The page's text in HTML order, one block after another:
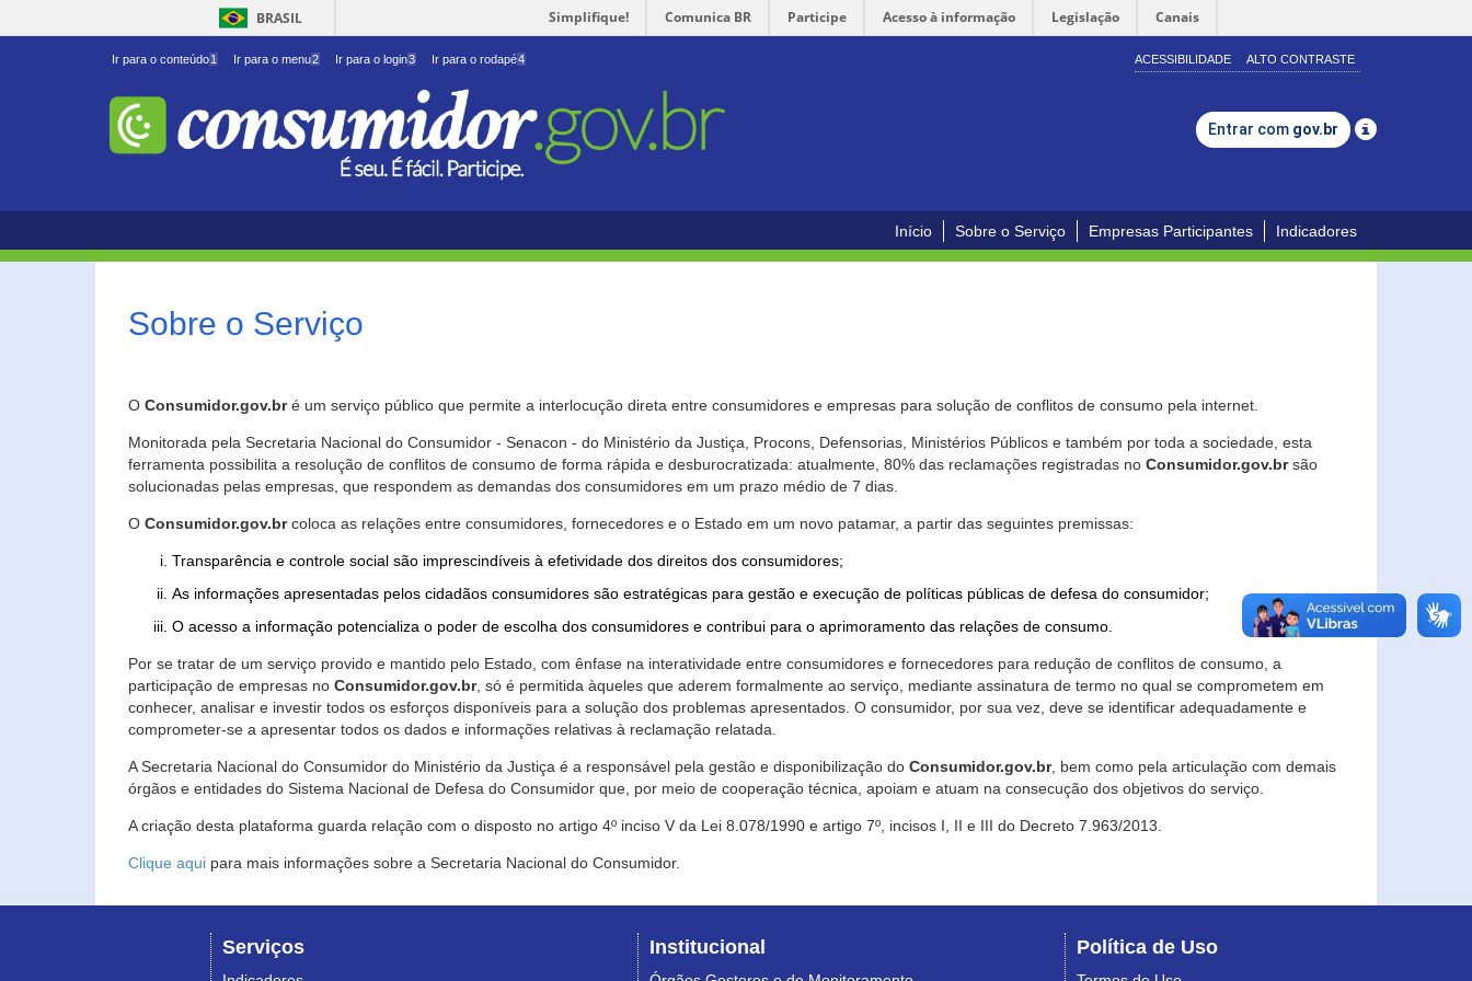
BRASIL Simplifique! Comunica BR Participe Acesso à informação Legislação Canais
Ir para o conteúdo1 Ir para o menu2 Ir para o login3 Ir para o rodapé4 ACESSIBILIDADE ALTO CONTRASTE
Entrar com gov.br
Início Sobre o Serviço Empresas Participantes Indicadores
Sobre o Serviço
O Consumidor.gov.bré um serviço público que permite a interlocução direta entre consumidores e empresas para solução de conflitos de consumo pela internet.
Monitorada pela Secretaria Nacional do Consumidor - Senacon - do Ministério da Justiça, Procons, Defensorias, Ministérios Públicos e também por toda a sociedade, esta
ferramenta possibilita a resolução de conflitos de consumo de forma rápida e desburocratizada: atualmente, 80% das reclamações registradas no Consumidor.gov.brsão
solucionadas pelas empresas, que respondem as demandas dos consumidores em um prazo médio de 7 dias.
O Consumidor.gov.brcoloca as relações entre consumidores, fornecedores e o Estado em um novo patamar, a partir das seguintes premissas:
Transparência e controle social são imprescindíveis à efetividade dos direitos dos consumidores;
As informações apresentadas pelos cidadãos consumidores são estratégicas para gestão e execução de políticas públicas de defesa do consumidor;
O acesso a informação potencializa o poder de escolha dos consumidores e contribui para o aprimoramento das relações de consumo.
Por se tratar de um serviço provido e mantido pelo Estado, com ênfase na interatividade entre consumidores e fornecedores para redução de conflitos de consumo, a
participação de empresas no Consumidor.gov.br, só é permitida àqueles que aderem formalmente ao serviço, mediante assinatura de termo no qual se comprometem em
conhecer, analisar e investir todos os esforços disponíveis para a solução dos problemas apresentados. O consumidor, por sua vez, deve se identificar adequadamente e
comprometer-se a apresentar todos os dados e informações relativas à reclamação relatada.
A Secretaria Nacional do Consumidor do Ministério da Justiça é a responsável pela gestão e disponibilização do Consumidor.gov.br, bem como pela articulação com demais
órgãos e entidades do Sistema Nacional de Defesa do Consumidor que, por meio de cooperação técnica, apoiam e atuam na consecução dos objetivos do serviço.
A criação desta plataforma guarda relação com o disposto no artigo 4º inciso V da Lei 8.078/1990 e artigo 7º, incisos I, II e III do Decreto 7.963/2013.
Clique aqui para mais informações sobre a Secretaria Nacional do Consumidor.
Serviços Institucional Política de Uso